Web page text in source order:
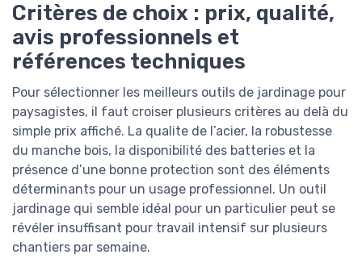
Critères de choix : prix, qualité,
avis professionnels et
références techniques
Pour sélectionner les meilleurs outils de jardinage pour
paysagistes, il faut croiser plusieurs critères au delà du
simple prix affiché. La qualite de l’acier, la robustesse
du manche bois, la disponibilité des batteries et la
présence d’une bonne protection sont des éléments
déterminants pour un usage professionnel. Un outil
jardinage qui semble idéal pour un particulier peut se
révéler insuffisant pour travail intensif sur plusieurs
chantiers par semaine.